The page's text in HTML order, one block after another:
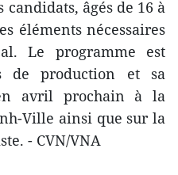
candidats, âgés de 16 à
éléments nécessaires
Le programme est
de production et sa
avril prochain à la
Ville ainsi que sur la
- CVN/VNA